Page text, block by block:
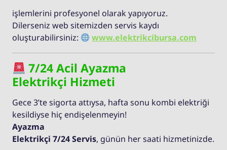
işlemlerini profesyonel olarak yapıyoruz.
Dilerseniz web sitemizden servis kaydı
oluşturabilirsiniz:
www.elektrikcibursa.com
7/24 Acil Ayazma
Elektrikçi Hizmeti
Gece 3’te sigorta attıysa, hafta sonu kombi elektriği
kesildiyse hiç endişelenmeyin!
Ayazma
Elektrikçi 7/24 Servis, günün her saati hizmetinizde.